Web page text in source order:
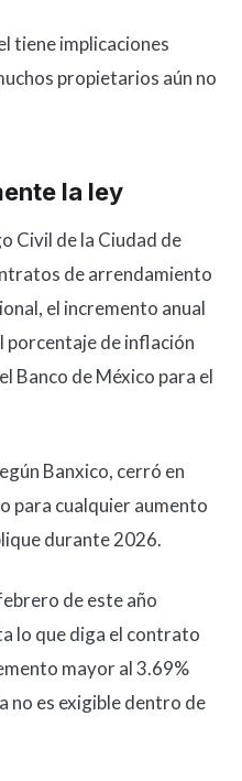
tiene implicaciones
propietarios aún no
la ley
Civil de la Ciudad de
de arrendamiento
el incremento anual
porcentaje de inflación
Banco de México para el
Banxico, cerró en
para cualquier aumento
durante 2026.
de este año
lo que diga el contrato
mayor al 3.69%
no es exigible dentro de